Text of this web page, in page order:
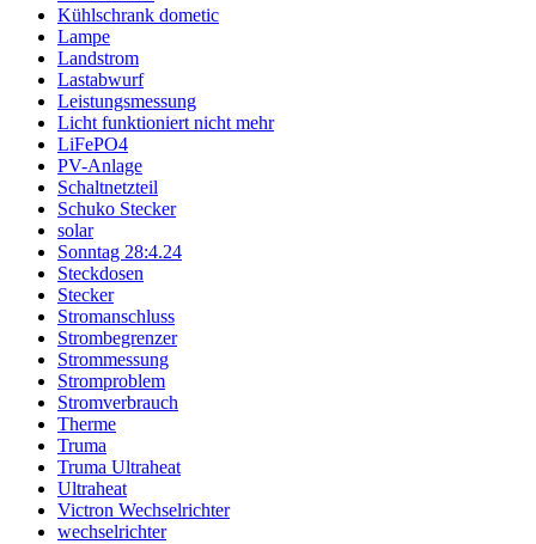
Kühlschrank dometic
Lampe
Landstrom
Lastabwurf
Leistungsmessung
Licht funktioniert nicht mehr
LiFePO4
PV-Anlage
Schaltnetzteil
Schuko Stecker
solar
Sonntag 28:4.24
Steckdosen
Stecker
Stromanschluss
Strombegrenzer
Strommessung
Stromproblem
Stromverbrauch
Therme
Truma
Truma Ultraheat
Ultraheat
Victron Wechselrichter
wechselrichter